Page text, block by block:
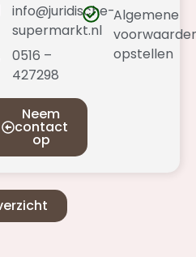
info@juridische-
supermarkt.nl
0516 –
427298
Neem
contact
op
Algemene
opstellen